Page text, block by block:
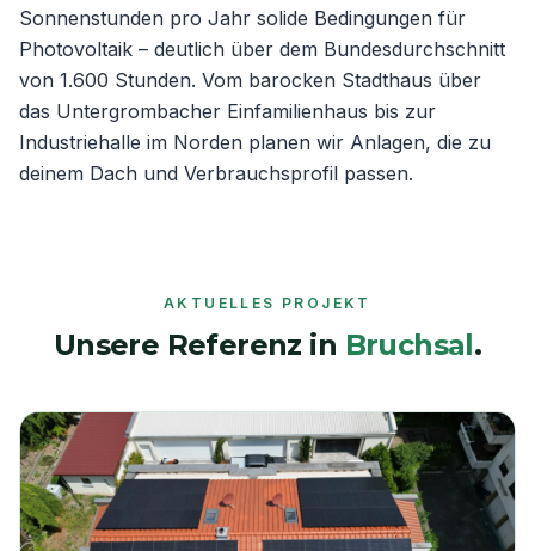
Sonnenstunden pro Jahr solide Bedingungen für
Photovoltaik – deutlich über dem Bundesdurchschnitt
von 1.600 Stunden. Vom barocken Stadthaus über
das Untergrombacher Einfamilienhaus bis zur
Industriehalle im Norden planen wir Anlagen, die zu
deinem Dach und Verbrauchsprofil passen.
AKTUELLES PROJEKT
Unsere Referenz in Bruchsal.